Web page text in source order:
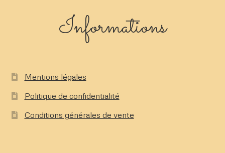
Informations
Mentions légales
Politique de confidentialité
Conditions générales de vente